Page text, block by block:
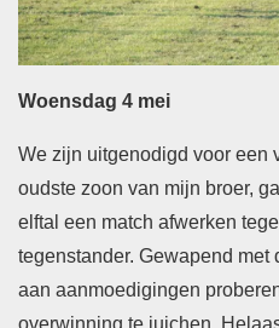
Woensdag 4 mei
We zijn uitgenodigd voor een
oudste zoon van mijn broer,
elftal een match afwerken
tegenstander. Gewapend
aan aanmoedigingen